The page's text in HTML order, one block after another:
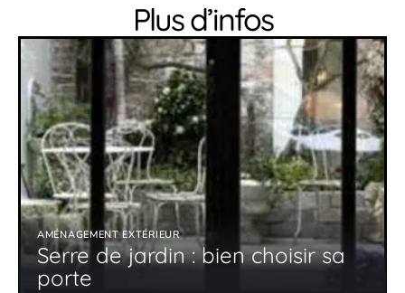
Plus d’infos
AMÉNAGEMENT EXTÉRIEUR
Serre de jardin : bien choisir sa
porte